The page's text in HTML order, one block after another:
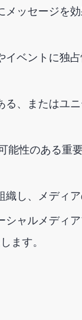
メッセージを
イベントに独
る、またはユ
能性のある重
し、メディア
シャルメディ
ます。